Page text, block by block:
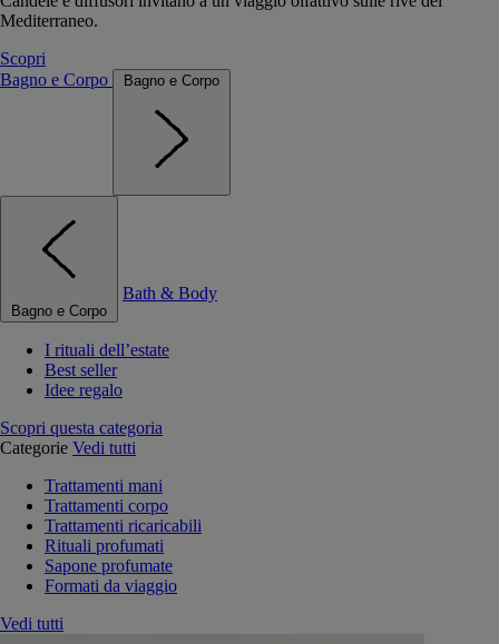
Mediterraneo.
Scopri
Bagno e Corpo
Bagno e Corpo
Bagno e Corpo
Bath & Body
I rituali dell’estate
Best seller
Idee regalo
Scopri questa categoria
Categorie Vedi tutti
Trattamenti mani
Trattamenti corpo
Trattamenti ricaricabili
Rituali profumati
Sapone profumate
Formati da viaggio
Vedi tutti